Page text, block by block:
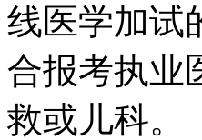
线医学加试
合报考执业
救或儿科。